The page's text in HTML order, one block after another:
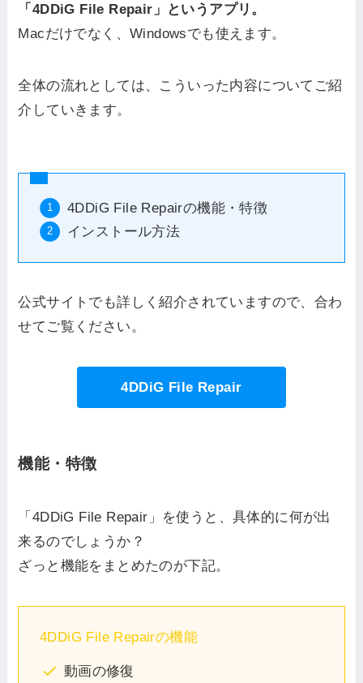
「4DDiG File Repair」というアプリ。
Macだけでなく、Windowsでも使えます。
全体の流れとしては、こういった内容についてご紹
介していきます。
4DDiG File Repairの機能・特徴
インストール方法
公式サイトでも詳しく紹介されていますので、合わ
せてご覧ください。
4DDiG File Repair
機能・特徴
「4DDiG File Repair」を使うと、具体的に何が出
来るのでしょうか？
ざっと機能をまとめたのが下記。
4DDiG File Repairの機能
動画の修復